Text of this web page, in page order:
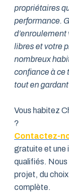
propriétaires
performance.
libres et votre
nombreux
confiance à ce
tout en
Vous habitez
?
Contactez-
gratuite et une
qualifiés. Nous
projet, du
complète.